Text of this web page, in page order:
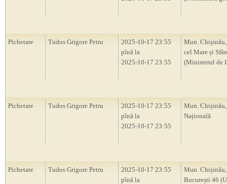
Pichetare Tudos Grigore Petru
2025-10-17 23:55
pînă la
2025-10-17 23:55
Mun.
cel Mare și
(Ministerul de
Pichetare Tudos Grigore Petru
2025-10-17 23:55
pînă la
2025-10-17 23:55
Mun.
Națională
Pichetare Tudos Grigore Petru
2025-10-17 23:55
pînă la
Mun. Chișinău,
București 46